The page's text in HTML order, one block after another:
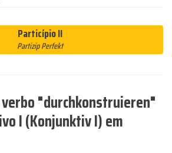
Particípio II
Partizip Perfekt
verbo "durchkonstruieren"
I (Konjunktiv I) em